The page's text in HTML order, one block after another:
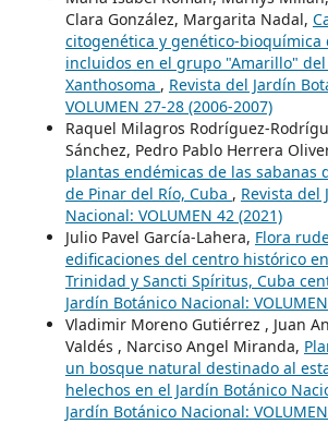
Clara González, Margarita Nadal,
citogenética y genético-bioquímica
incluidos en el grupo "Amarillo"
Xanthosoma , Revista del Jardín
VOLUMEN 27-28 (2006-2007)
Raquel Milagros Rodríguez-
Sánchez, Pedro Pablo Herrera
plantas endémicas de las sabanas
de Pinar del Río, Cuba , Revista del
Nacional: VOLUMEN 42 (2021)
Julio Pavel García-Lahera, Flora
edificaciones del centro histórico
Trinidad y Sancti Spíritus, Cuba
Jardín Botánico Nacional:
Vladimir Moreno Gutiérrez , Juan
Valdés , Narciso Angel Miranda,
un bosque natural destinado al
helechos en el Jardín Botánico
Jardín Botánico Nacional: